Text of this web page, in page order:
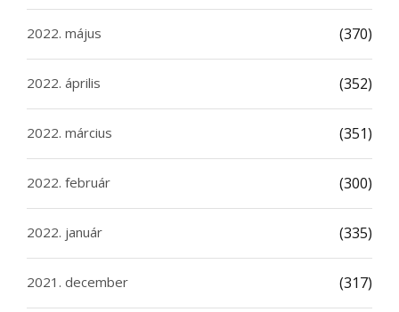
2022. május (370)
2022. április (352)
2022. március (351)
2022. február (300)
2022. január (335)
2021. december (317)